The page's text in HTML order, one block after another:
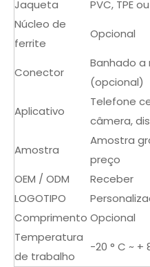
Jaqueta
PVC, TPE
Núcleo de
ferrite
Opcional
Conector
Banhado a
(opcional)
Aplicativo
Telefone
câmera,
Amostra
Amostra
preço
OEM / ODM
Receber
LOGOTIPO
Comprimento Opcional
Temperatura
de trabalho
-20 ° C ~ +